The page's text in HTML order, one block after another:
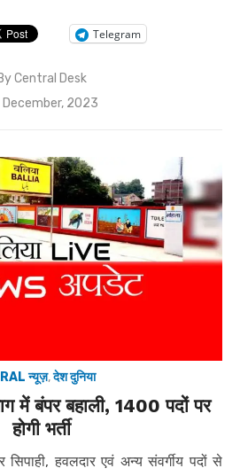
Telegram
Central Desk
December, 2023
न्यूज़,देश दुनिया
में बंपर बहाली, 1400 पदों पर
होगी भर्ती
सिपाही, हवलदार एवं अन्य संवर्गीय पदों से